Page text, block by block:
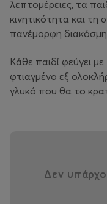
λεπτομέρειες, τα
κινητικότητα και
πανέμορφη
Κάθε παιδί φεύγει
φτιαγμένο εξ
γλυκό που θα το
Δεν